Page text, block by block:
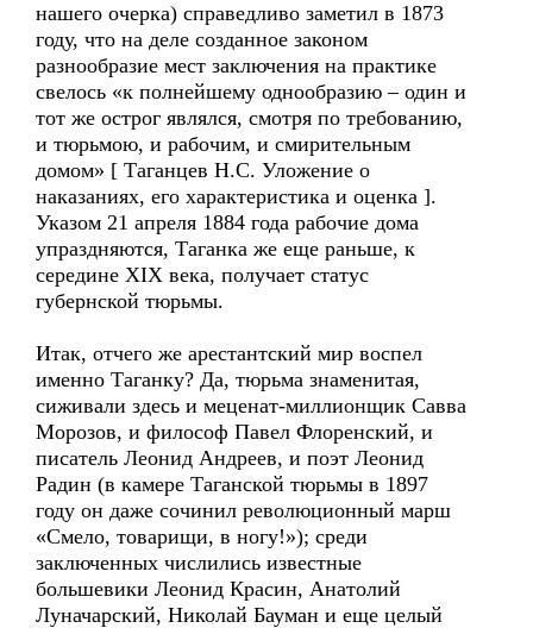
нашего очерка) справедливо заметил в 1873
году, что на деле созданное законом
разнообразие мест заключения на практике
свелось «к полнейшему однообразию – один и
тот же острог являлся, смотря по требованию,
и тюрьмою, и рабочим, и смирительным
домом» [ Таганцев Н.С. Уложение о
наказаниях, его характеристика и оценка ].
Указом 21 апреля 1884 года рабочие дома
упраздняются, Таганка же еще раньше, к
середине XIX века, получает статус
губернской тюрьмы.
Итак, отчего же арестантский мир воспел
именно Таганку? Да, тюрьма знаменитая,
сиживали здесь и меценат-миллионщик Савва
Морозов, и философ Павел Флоренский, и
писатель Леонид Андреев, и поэт Леонид
Радин (в камере Таганской тюрьмы в 1897
году он даже сочинил революционный марш
«Смело, товарищи, в ногу!»); среди
заключенных числились известные
большевики Леонид Красин, Анатолий
Луначарский, Николай Бауман и еще целый